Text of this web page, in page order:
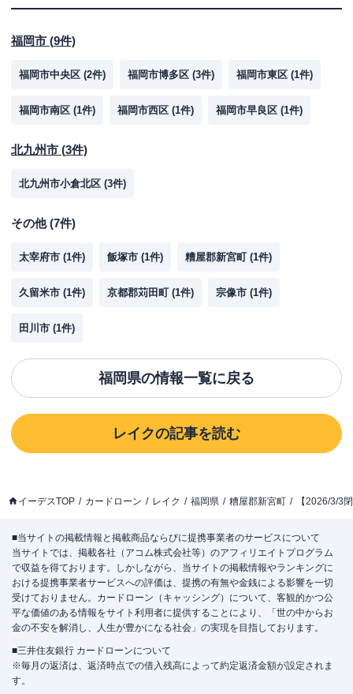
福岡市 (9件)
福岡市中央区 (2件) 福岡市博多区 (3件) 福岡市東区 (1件)
福岡市南区 (1件) 福岡市西区 (1件) 福岡市早良区 (1件)
北九州市 (3件)
北九州市小倉北区 (3件)
その他(7件)
太宰府市 (1件) 飯塚市 (1件) 糟屋郡新宮町 (1件)
久留米市 (1件) 京都郡苅田町 (1件) 宗像市 (1件)
田川市 (1件)
福岡県の情報一覧に戻る
レイクの記事を読む
イーデスTOP カードローン レイク 福岡県 糟屋郡新宮町 【2026/3/3
■当サイトの掲載情報と掲載商品ならびに提携事業者のサービスについて
当サイトでは、掲載各社（アコム株式会社等）のアフィリエイトプログラム
で収益を得ております。しかしながら、当サイトの掲載情報やランキングに
おける提携事業者サービスへの評価は、提携の有無や金銭による影響を一切
受けておりません。カードローン（キャッシング）について、客観的かつ公
平な価値のある情報をサイト利用者に提供することにより、「世の中からお
金の不安を解消し、人生が豊かになる社会」の実現を目指しております。
■三井住友銀行 カードローンについて
※毎月の返済は、返済時点での借入残高によって約定返済金額が設定されま
す。